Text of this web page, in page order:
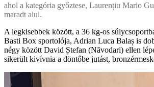
ahol a kategória győztese, Laurențiu Mario
maradt alul.
A legkisebbek között, a 36 kg-os
Basti Box sportolója, Adrian Luca Balaș is
négy között David Ștefan (Năvodari) ellen
sikerült kivívnia a döntőbe jutást,